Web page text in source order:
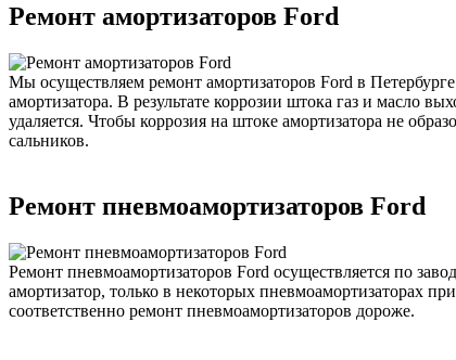
Ремонт амортизаторов Ford
Мы осуществляем ремонт амортизаторов Ford в
амортизатора. В результате коррозии штока газ и масло
удаляется. Чтобы коррозия на штоке амортизатора не
сальников.
Ремонт пневмоамортизаторов Ford
Ремонт пневмоамортизаторов Ford осуществляется по
амортизатор, только в некоторых пневмоамортизаторах
соответственно ремонт пневмоамортизаторов дороже.